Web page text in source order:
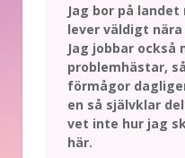
Jag bor på
lever väldigt
Jag jobbar också
problemhästar,
förmågor
en så självklar
vet inte hur jag
här.